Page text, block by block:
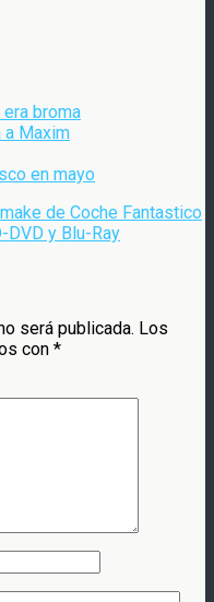
broma
a Maxim
en mayo
de Coche Fantastico
DVD y Blu-Ray
será publicada. Los
con *